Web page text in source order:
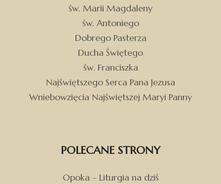
św. Marii Magdaleny
św. Antoniego
Dobrego Pasterza
Ducha Świętego
św. Franciszka
Najświętszego Serca Pana Jezusa
Wniebowzięcia Najświętszej Maryi Panny
POLECANE STRONY
Opoka – Liturgia na dziś